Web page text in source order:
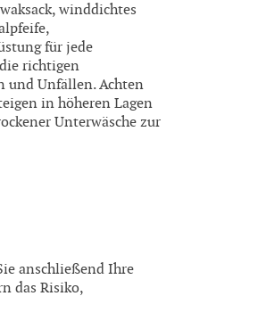
winddichtes
für jede
richtigen
und Unfällen. Achten
in höheren Lagen
Unterwäsche zur
anschließend Ihre
das Risiko,